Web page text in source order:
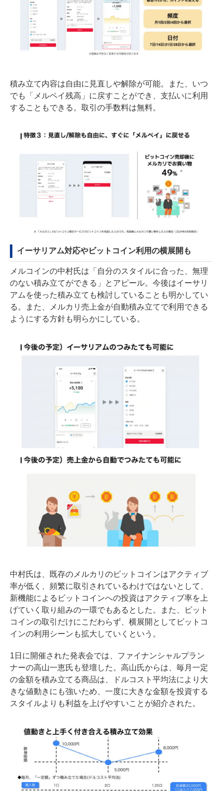
積み立て内容は自由に見直しや解除が可能。また、いつ
でも「メルペイ残高」に戻すことができ、支払いに利用
することもできる。取引の手数料は無料。
イーサリアム対応やビットコイン利用の横展開も
メルコインの中村氏は「自分のスタイルに合った、無理
のない積み立てができる」とアピール。今後はイーサリ
アムを使った積み立ても検討していることも明かしてい
る。また、メルカリ売上金が自動積み立てで利用できる
ようにする方針も明らかにしている。
中村氏は、既存のメルカリのビットコインはアクティブ
率が低く、頻繁に取引されているわけではないとして、
新機能によるビットコインへの投資はアクティブ率を上
げていく取り組みの一環でもあるとした。また、ビット
コインの取引だけにこだわらず、横展開としてビットコ
インの利用シーンも拡大していくという。
1日に開催された発表会では、ファイナンシャルプラン
ナーの高山一恵氏も登壇した。高山氏からは、毎月一定
の金額を積み立てる商品は、ドルコスト平均法により大
きな値動きにも強いため、一度に大きな金額を投資する
スタイルよりも利益を上げやすいことが紹介された。